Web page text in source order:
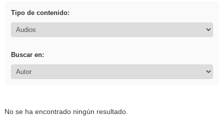
Tipo de contenido:
Buscar en:
No se ha encontrado ningún resultado.